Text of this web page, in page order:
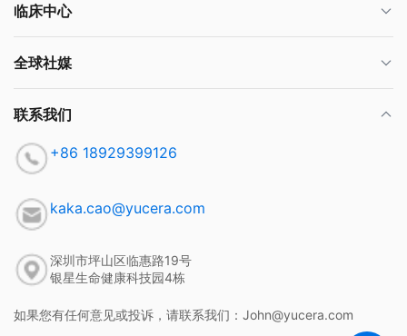
临床中心
全球社媒
联系我们
+86 18929399126
kaka.cao@yucera.com
深圳市坪山区临惠路19号
银星生命健康科技园4栋
如果您有任何意见或投诉，请联系我们：John@yucera.com